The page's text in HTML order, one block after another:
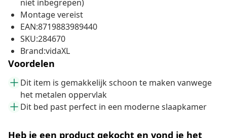
niet inbegrepen)
Montage vereist
EAN:8719883989440
SKU:284670
Brand:vidaXL
Voordelen
Dit item is gemakkelijk schoon te maken vanwege
het metalen oppervlak
Dit bed past perfect in een moderne slaapkamer
Heb je een product gekocht en vond je het